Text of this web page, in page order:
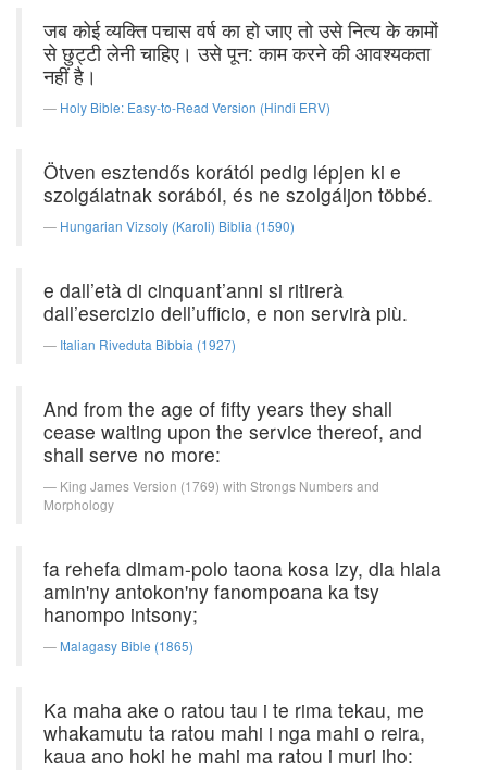
जब कोई व्यक्ति पचास वर्ष का हो जाए तो उसे नित्य के कामों
से छुट्टी लेनी चाहिए। उसे पून: काम करने की आवश्यकता
नहीं है।
Holy Bible: Easy-to-Read Version (Hindi ERV)
Ötven esztendős korától pedig lépjen ki e
szolgálatnak sorából, és ne szolgáljon többé.
Hungarian Vizsoly (Karoli) Biblia (1590)
e dall’età di cinquant’anni si ritirerà
dall’esercizio dell’ufficio, e non servirà più.
Italian Riveduta Bibbia (1927)
And from the age of fifty years they shall
cease waiting upon the service thereof, and
shall serve no more:
King James Version (1769) with Strongs Numbers and
Morphology
fa rehefa dimam-polo taona kosa izy, dia hiala
amin'ny antokon'ny fanompoana ka tsy
hanompo intsony;
Malagasy Bible (1865)
Ka maha ake o ratou tau i te rima tekau, me
whakamutu ta ratou mahi i nga mahi o reira,
kaua ano hoki he mahi ma ratou i muri iho: